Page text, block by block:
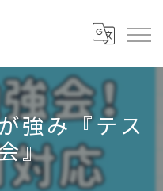
強み『テス
』